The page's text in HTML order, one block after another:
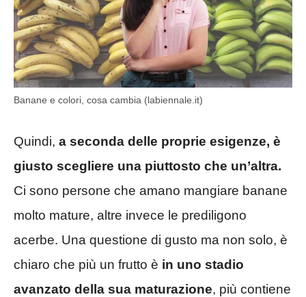
Banane e colori, cosa cambia (labiennale.it)
Quindi, a seconda delle proprie esigenze, è
giusto scegliere una piuttosto che un’altra.
Ci sono persone che amano mangiare banane
molto mature, altre invece le prediligono
acerbe. Una questione di gusto ma non solo, è
chiaro che più un frutto è in uno stadio
avanzato della sua maturazione, più contiene